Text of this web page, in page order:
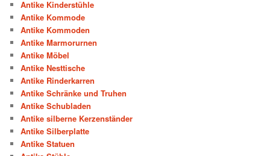
Antike Kinderstühle
Antike Kommode
Antike Kommoden
Antike Marmorurnen
Antike Möbel
Antike Nesttische
Antike Rinderkarren
Antike Schränke und Truhen
Antike Schubladen
Antike silberne Kerzenständer
Antike Silberplatte
Antike Statuen